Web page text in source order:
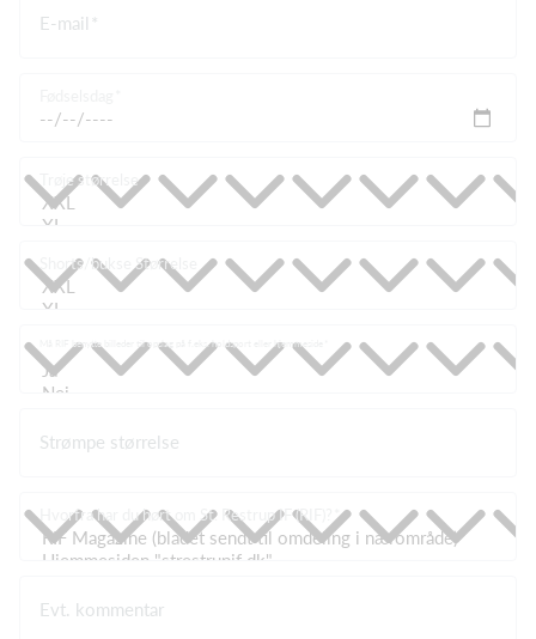
E-mail
Trøje størrelse
Shorts/bukse Størrelse
Må RIF benytte billeder til opslag på f.eks. holdsport eller hjemmeside
Strømpe størrelse
Hvorfra har du hørt om St. Restrup IF (RIF)?
Evt. kommentar